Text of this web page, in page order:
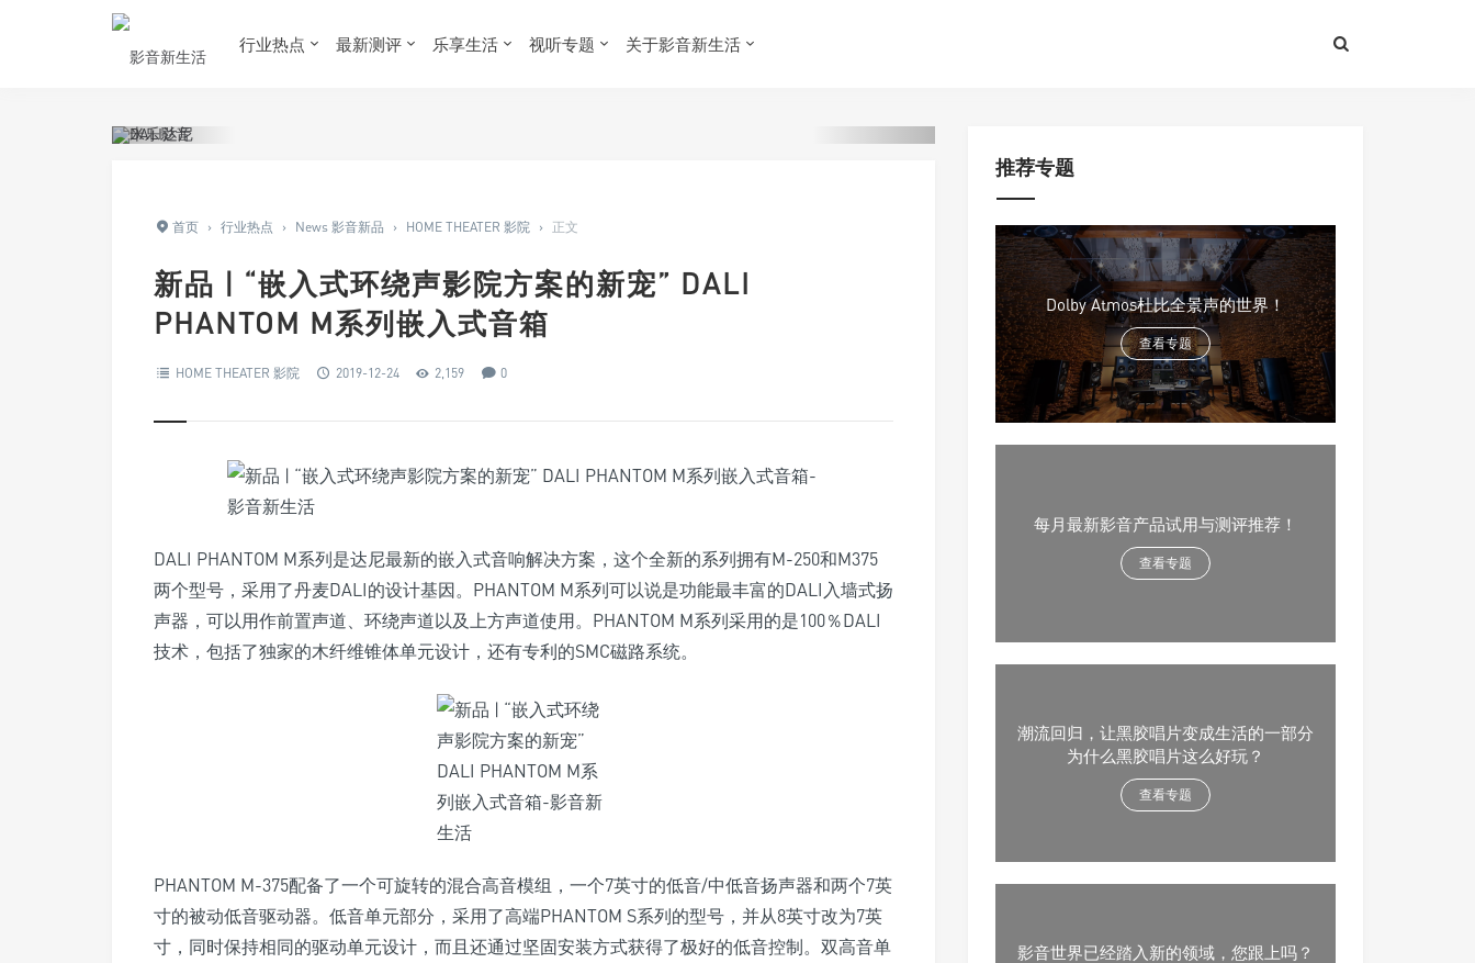
行业热点 最新测评 乐享生活 视听专题 关于影音新生活
首页 › 行业热点 › News 影音新品 › HOME THEATER 影院 › 正文
新品 | “嵌入式环绕声影院方案的新宠” DALI
PHANTOM M系列嵌入式音箱
HOME THEATER 影院 2019-12-24 2,159 0
DALI PHANTOM M系列是达尼最新的嵌入式音响解决方案，这个全新的系列拥有M-250和M375
两个型号，采用了丹麦DALI的设计基因。PHANTOM M系列可以说是功能最丰富的DALI入墙式扬
声器，可以用作前置声道、环绕声道以及上方声道使用。PHANTOM M系列采用的是100％DALI
技术，包括了独家的木纤维锥体单元设计，还有专利的SMC磁路系统。
PHANTOM M-375配备了一个可旋转的混合高音模组，一个7英寸的低音/中低音扬声器和两个7英
寸的被动低音驱动器。低音单元部分，采用了高端PHANTOM S系列的型号，并从8英寸改为7英
寸，同时保持相同的驱动单元设计，而且还通过坚固安装方式获得了极好的低音控制。双高音单
推荐专题
Dolby Atmos杜比全景声的世界！
查看专题
每月最新影音产品试用与测评推荐！
查看专题
潮流回归，让黑胶唱片变成生活的一部分
为什么黑胶唱片这么好玩？
查看专题
影音世界已经踏入新的领域，您跟上吗？